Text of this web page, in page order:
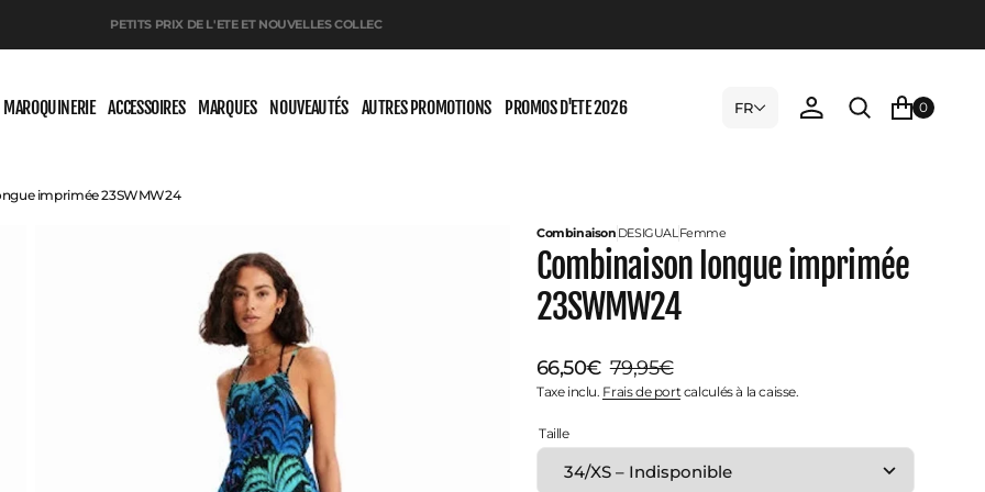
PETITS PRIX DE L'ETE ET NOUVELLES COLLEC
MAROQUINERIE ACCESSOIRES MARQUES NOUVEAUTÉS AUTRES PROMOTIONS PROMOS D'ETE 2026 FR 0
imprimée 23SWMW24
Combinaison DESIGUALFemme
Combinaison longue imprimée
23SWMW24
Prix
de
vente
66,50€
Prix
habituel
79,95€
Taxe inclu. Frais de portcalculés à la caisse.
Taille